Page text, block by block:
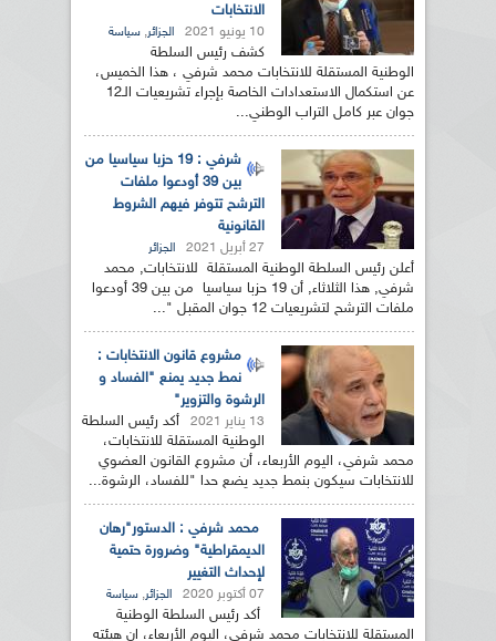
الانتخابات
10 يونيو 2021 الجزائر, سياسة
كشف رئيس السلطة
الوطنية المستقلة للانتخابات محمد شرفي ، هذا الخميس،
عن استكمال الاستعدادات الخاصة بإجراء تشريعيات الـ12
جوان عبر كامل التراب الوطني...
شرفي : 19 حزبا سياسيا من
بين 39 أودعوا ملفات
الترشح تتوفر فيهم الشروط
القانونية
27 أبريل 2021 الجزائر
أعلن رئيس السلطة الوطنية المستقلة للانتخابات, محمد
شرفي, هذا الثلاثاء, أن 19 حزبا سياسيا من بين 39 أودعوا
ملفات الترشح لتشريعيات 12 جوان المقبل "...
مشروع قانون الانتخابات :
نمط جديد يمنع "الفساد و
الرشوة والتزوير"
13 يناير 2021
أكد رئيس السلطة
الوطنية المستقلة للانتخابات،
محمد شرفي، اليوم الأربعاء، أن مشروع القانون العضوي
للانتخابات سيكون بنمط جديد يضع حدا "للفساد، الرشوة...
محمد شرفي : الدستور"رهان
الديمقراطية" وضرورة حتمية
لإحداث التغيير
07 أكتوبر 2020 الجزائر, سياسة
أكد رئيس السلطة الوطنية
المستقلة للانتخابات محمد شرفي، اليوم الأربعاء، ان هيئته